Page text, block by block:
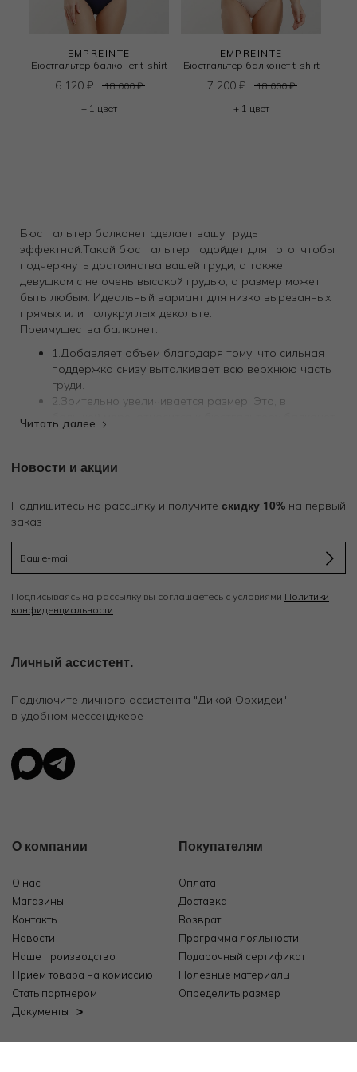
EMPREINTE
Бюстгальтер балконет t-shirt
6 120 ₽ 18 000₽
+ 1 цвет
EMPREINTE
Бюстгальтер балконет t-shirt
7 200 ₽ 18 000₽
+ 1 цвет
Бюстгальтер балконет сделает вашу грудь
эффектной.Такой бюстгальтер подойдет для того, чтобы
подчеркнуть достоинства вашей груди, а также
девушкам с не очень высокой грудью, а размер может
быть любым. Идеальный вариант для низко вырезанных
прямых или полукруглых декольте.
Преимущества балконет:
1.Добавляет объем благодаря тому, что сильная
поддержка снизу выталкивает всю верхнюю часть
груди.
2.Зрительно увеличивается размер. Это, в
с push-up.
4.Универсальность и практичность.
бюстгальтера, вам нужно измерить окружность грудной
клетки (измеряют, располагая сантиметровую ленту
Обхват бюста в самой высокой точке определяет объем
удобстваОпределить размер, а в розничныхмагазинах
Дикая Орхидея вам помогут наши профессиональные
Новости и акции
Подпишитесь на рассылку и получите скидку 10% на первый
заказ
Подписываясь на рассылку вы соглашаетесь с условиями Политики
конфиденциальности
Личный ассистент.
Подключите личного ассистента "Дикой Орхидеи"
в удобном мессенджере
О компании
О нас
Магазины
Контакты
Новости
Наше производство
Прием товара на комиссию
Стать партнером
Документы
Покупателям
Оплата
Доставка
Возврат
Программа лояльности
Подарочный сертификат
Полезные материалы
Определить размер